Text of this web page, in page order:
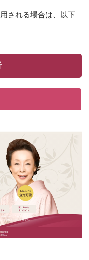
される場合は、以下